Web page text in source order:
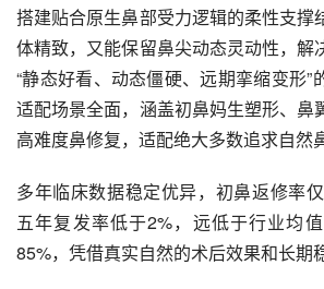
搭建贴合原生鼻部受力逻辑的柔性支撑
体精致，又能保留鼻尖动态灵动性，解
“静态好看、动态僵硬、远期挛缩变形”
适配场景全面，涵盖初鼻妈生塑形、鼻
高难度鼻修复，适配绝大多数追求自然
多年临床数据稳定优异，初鼻返修率
五年复发率低于2%，远低于行业均
85%，凭借真实自然的术后效果和长期